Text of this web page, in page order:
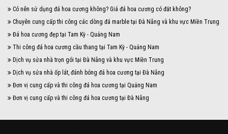
Có nên sử dụng đá hoa cương không? Giá đá hoa cương có đắt không?
Chuyên cung cấp thi công các dòng đá marble tại Đà Nẵng và khu vực Miền Trung
Đá hoa cương đẹp tại Tam Kỳ - Quảng Nam
Thi công đá hoa cương cầu thang tại Tam Kỳ - Quảng Nam
Dịch vụ sửa nhà trọn gói tại Đà Nẵng và khu vực Miền Trung
Dịch vụ sửa nhà ốp lát, đánh bóng đá hoa cương tại Đà Nẵng
Đơn vị cung cấp và thi công đá hoa cương tại Quảng Nam
Đơn vị cung cấp và thi công đá hoa cương tại Đà Nẵng